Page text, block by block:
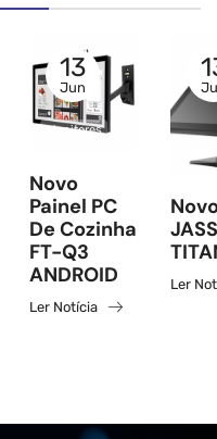
13
Jun
Monitores
Novo
Painel PC
De Cozinha
FT-Q3
ANDROID
Ler Notícia
Ler